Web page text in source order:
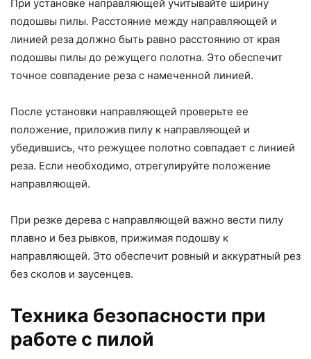
При установке направляющей учитывайте ширину
подошвы пилы. Расстояние между направляющей и
линией реза должно быть равно расстоянию от края
подошвы пилы до режущего полотна. Это обеспечит
точное совпадение реза с намеченной линией.
После установки направляющей проверьте ее
положение, приложив пилу к направляющей и
убедившись, что режущее полотно совпадает с линией
реза. Если необходимо, отрегулируйте положение
направляющей.
При резке дерева с направляющей важно вести пилу
плавно и без рывков, прижимая подошву к
направляющей. Это обеспечит ровный и аккуратный рез
без сколов и заусенцев.
Техника безопасности при
работе с пилой